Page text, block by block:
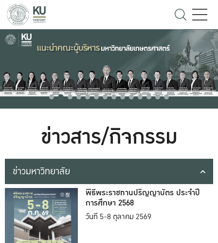
ข่าวสาร/กิจกรรม
ข่าวมหาวิทยาลัย
พิธีพระราชทานปริญญาบัตร ประจำปี
การศึกษา 2568
วันที่ 5-8 ตุลาคม 2569